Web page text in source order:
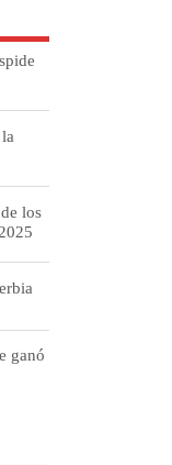
los
ganó